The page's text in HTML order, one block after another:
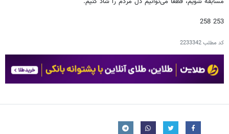
253 258
کد مطلب2233342